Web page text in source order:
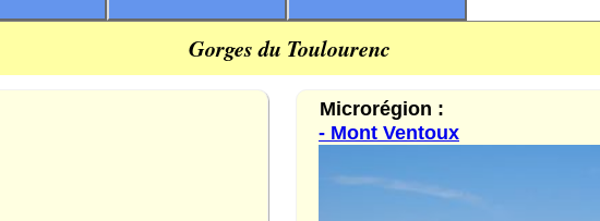
Gorges du Toulourenc
Microrégion :
- Mont Ventoux